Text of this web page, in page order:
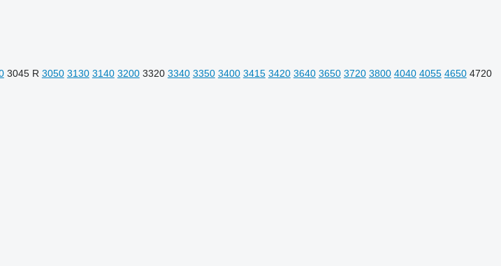
3045 R 3050 3130 3140 3200 3320 3340 3350 3400 3415 3420 3640 3650 3720 3800 4040 4055 4650 4720